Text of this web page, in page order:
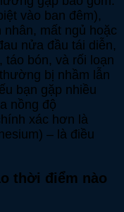
vào ban đêm),
mất ngủ hoặc
nửa đầu tái diễn,
táo bón, và rối loạn
bị nhầm lẫn
bạn gặp nhiều
nồng độ
xác hơn là
– là điều
thời điểm nào